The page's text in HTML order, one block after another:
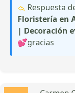
Respuesta
Floristería en
| Decoración
💕gracias